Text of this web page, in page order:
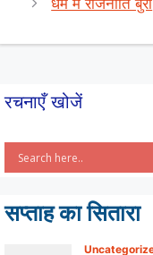
धर्म में राजनीति बुरी
रचनाएँ खोजें
सप्ताह का सितारा